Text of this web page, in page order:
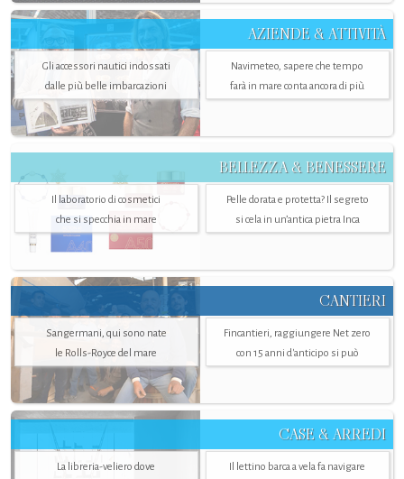
AZIENDE & ATTIVITÀ
Gli accessori nautici indossati
dalle più belle imbarcazioni
Navimeteo, sapere che tempo
farà in mare conta ancora di più
BELLEZZA & BENESSERE
Il laboratorio di cosmetici
che si specchia in mare
Pelle dorata e protetta? Il segreto
si cela in un’antica pietra Inca
CANTIERI
Sangermani, qui sono nate
le Rolls-Royce del mare
Fincantieri, raggiungere Net zero
con 15 anni d'anticipo si può
CASE & ARREDI
La libreria-veliero dove
Il lettino barca a vela fa navigare